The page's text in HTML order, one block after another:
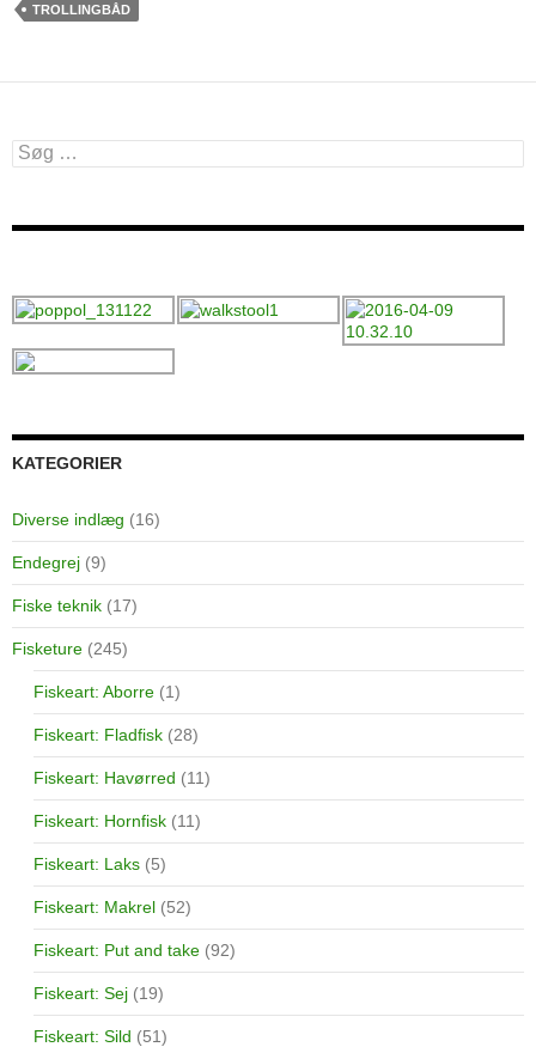
TROLLINGBÅD
Søg
efter:
KATEGORIER
Diverse indlæg (16)
Endegrej (9)
Fiske teknik (17)
Fisketure (245)
Fiskeart: Aborre (1)
Fiskeart: Fladfisk (28)
Fiskeart: Havørred (11)
Fiskeart: Hornfisk (11)
Fiskeart: Laks (5)
Fiskeart: Makrel (52)
Fiskeart: Put and take (92)
Fiskeart: Sej (19)
Fiskeart: Sild (51)